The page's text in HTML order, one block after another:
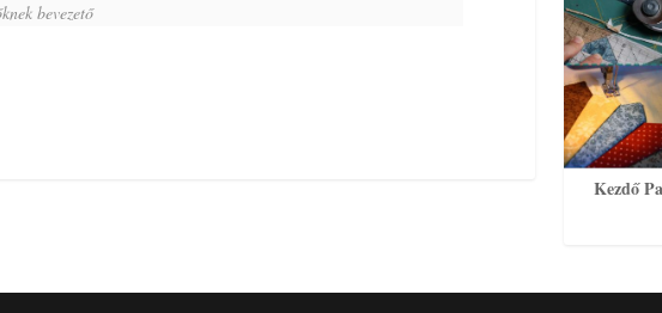
bevezető
Kezdő